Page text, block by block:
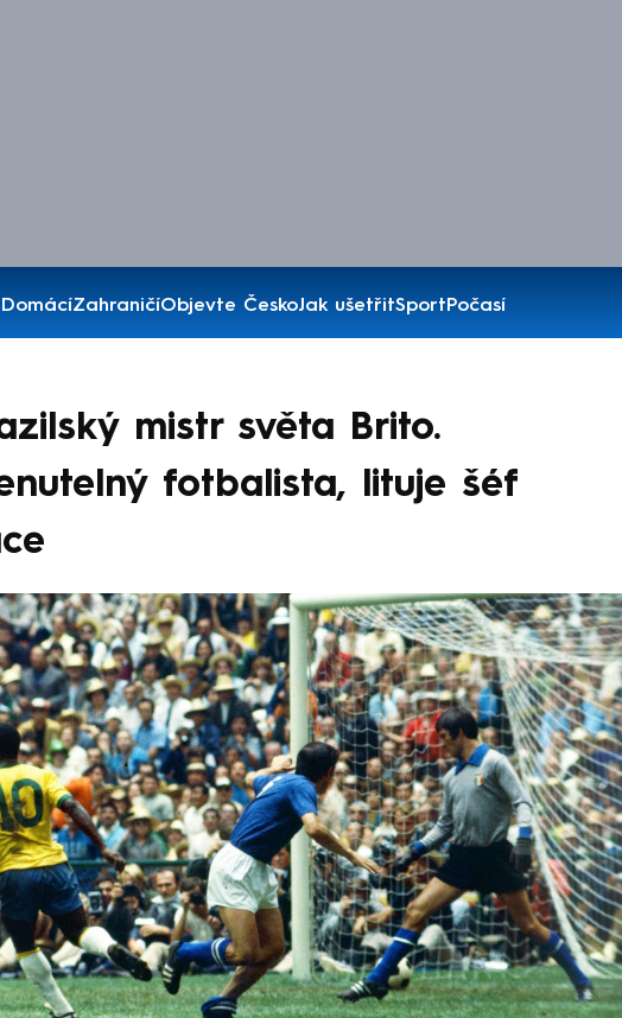
DomácíZahraničíObjevte ČeskoJak ušetřitSportPočasí
Pořady
mistr světa Brito.
fotbalista, lituje šéf